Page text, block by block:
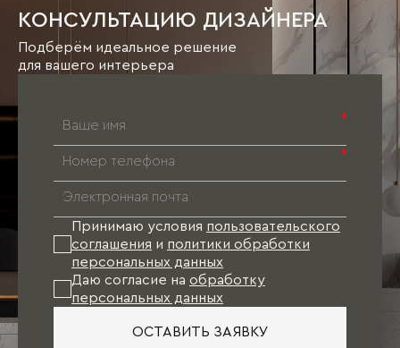
КОНСУЛЬТАЦИЮ ДИЗАЙНЕРА
Подберём идеальное решение
для вашего интерьера
*
*
Принимаю условия пользовательского
соглашения и политики обработки
персональных данных
Даю согласие на обработку
персональных данных
ОСТАВИТЬ ЗАЯВКУ